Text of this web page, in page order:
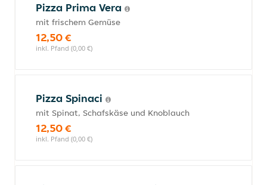
Pizza Prima Vera
mit frischem Gemüse
12,50 €
inkl. Pfand (0,00 €)
Pizza Spinaci
mit Spinat, Schafskäse und Knoblauch
12,50 €
inkl. Pfand (0,00 €)